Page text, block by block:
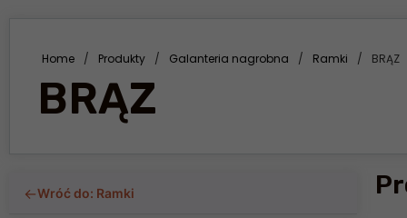
Home / Produkty / Galanteria nagrobna / Ramki / BRĄZ
BRĄZ
←Wróć do: Ramki